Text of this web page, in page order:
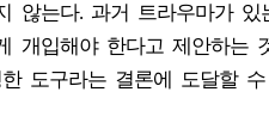
않는다. 과거 트라우마가
개입해야 한다고 제안하는
도구라는 결론에 도달할